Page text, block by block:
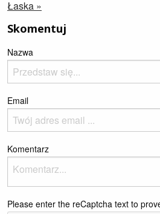
Łaska »
Skomentuj
Nazwa
Email
Komentarz
Please enter the reCaptcha text to